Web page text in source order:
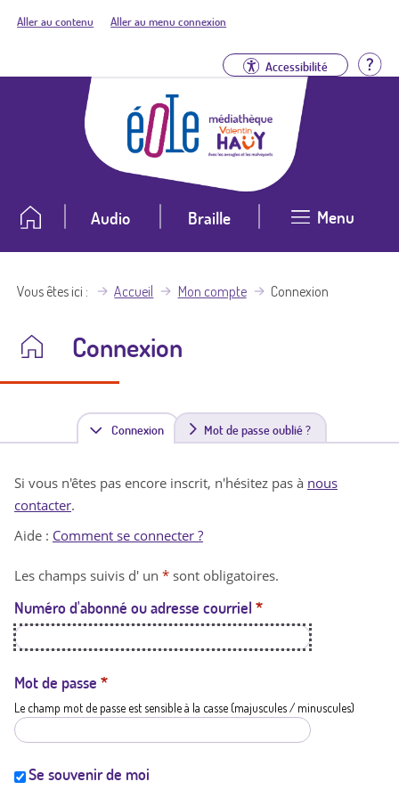
Aller au contenu Aller au menu connexion
Accessibilité
Audio Braille Menu
Vous êtes ici Accueil Mon compte Connexion
Connexion
Connexion(
n
t
a
t
i
Mot de passe oublié ?
Si vous n'êtes pas encore inscrit, n'hésitez pas à nous
contacter.
Aide : Comment se connecter ?
Les champs suivis d' un * sont obligatoires.
Numéro d'abonné ou adresse courriel *
Mot de passe *
Le champ mot de passe est sensible à la casse (majuscules / minuscules)
Se souvenir de moi